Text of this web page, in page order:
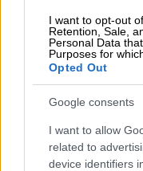
I want to opt-out
Retention, Sale,
Personal Data
Purposes for
Opted Out
Google consents
I want to allow
related to
device identifiers
«Συμμετείχαν
κατάλαβαν
«Όταν άτομα που
αντιλήφθηκαν
τότε